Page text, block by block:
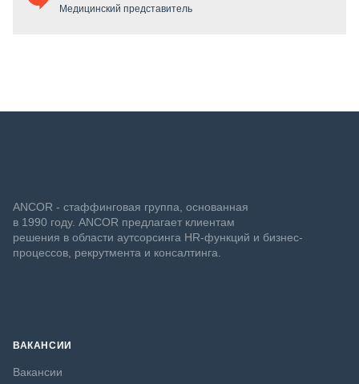
Медицинский представитель
ANCOR - стаффинговая группа, основанная
в 1990 году. ANCOR предлагает клиентам
решения в области аутсорсинга HR-функций и бизнес-
процессов, рекрутмента и консалтинга.
ВАКАНСИИ
Вакансии